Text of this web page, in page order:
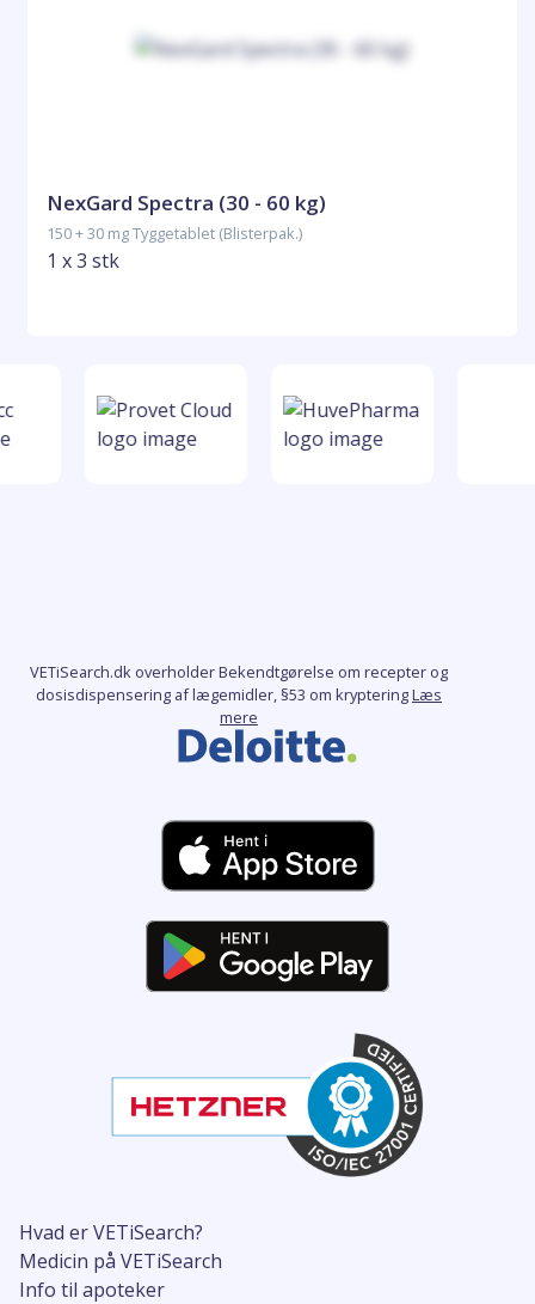
NexGard Spectra (30 - 60 kg)
150 + 30 mg Tyggetablet (Blisterpak.)
1 x 3 stk
Hvad er VETiSearch?
Medicin på VETiSearch
Info til apoteker
VETiSearch.dk overholder Bekendtgørelse om recepter og
dosisdispensering af lægemidler, §53 om krypteringLæs
mere